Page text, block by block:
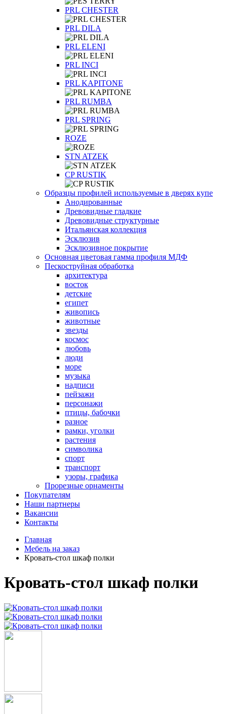
PRL CHESTER
PRL DILA
PRL ELENI
PRL INCI
PRL KAPITONE
PRL RUMBA
PRL SPRING
ROZE
STN ATZEK
СP RUSTIK
Образцы профилей используемые в дверях купе
Анодированные
Древовидные гладкие
Древовидные структурные
Итальянская коллекция
Эсклюзив
Эсклюзивное покрытие
Основная цветовая гамма профиля МДФ
Пескоструйная обработка
архитектура
восток
детские
египет
живопись
животные
звезды
космос
любовь
люди
море
музыка
надписи
пейзажи
персонажи
птицы, бабочки
разное
рамки, уголки
растения
символика
спорт
транспорт
узоры, графика
Прорезные орнаменты
Покупателям
Наши партнеры
Вакансии
Контакты
Главная
Мебель на заказ
Кровать-стол шкаф полки
Кровать-стол шкаф полки